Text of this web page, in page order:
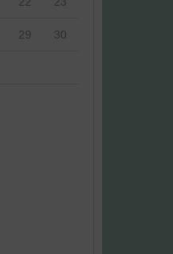
29 30